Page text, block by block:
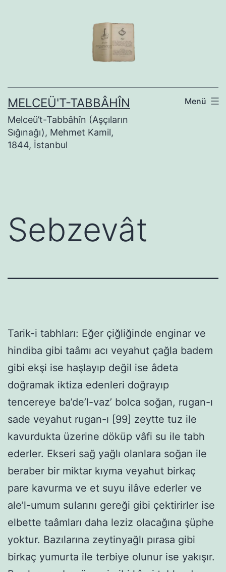
MELCEÜ'T-TABBÂHÎN
Melceü’t-Tabbâhîn (Aşçıların
Sığınağı), Mehmet Kamil,
1844, İstanbul
Menü
Sebzevât
Tarik-i tabhları: Eğer çiğliğinde enginar ve
hindiba gibi taâmı acı veyahut çağla badem
gibi ekşi ise haşlayıp değil ise âdeta
doğramak iktiza edenleri doğrayıp
tencereye ba’de’l-vaz’ bolca soğan, rugan-ı
sade veyahut rugan-ı [99] zeytte tuz ile
kavurdukta üzerine döküp vâfi su ile tabh
ederler. Ekseri sağ yağlı olanlara soğan ile
beraber bir miktar kıyma veyahut birkaç
pare kavurma ve et suyu ilâve ederler ve
ale’l-umum sularını gereği gibi çektirirler ise
elbette taâmları daha leziz olacağına şüphe
yoktur. Bazılarına zeytinyağlı pırasa gibi
birkaç yumurta ile terbiye olunur ise yakışır.